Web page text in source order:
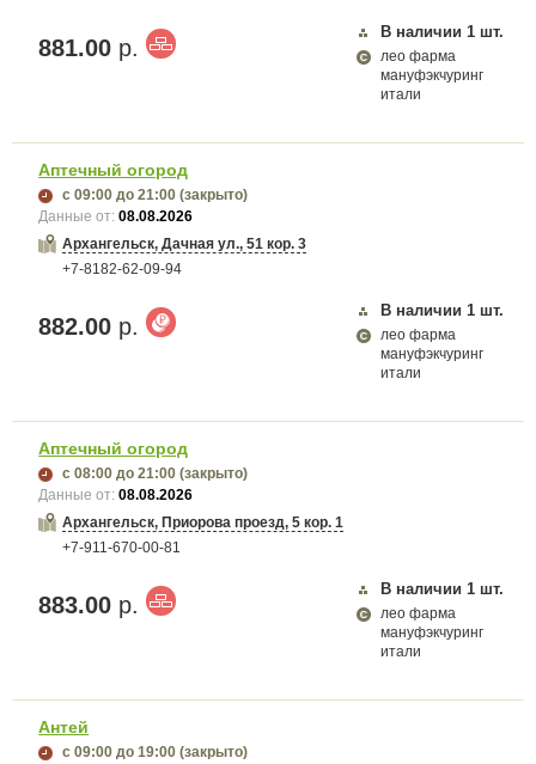
881.00 р.
В наличии 1 шт.
лео фарма
мануфэкчуринг
итали
Аптечный огород
с 09:00 до 21:00 (закрыто)
Данные от:08.08.2026
Архангельск, Дачная ул., 51 кор. 3
+7-8182-62-09-94
882.00 р.
В наличии 1 шт.
лео фарма
мануфэкчуринг
итали
Аптечный огород
с 08:00 до 21:00 (закрыто)
Данные от:08.08.2026
Архангельск, Приорова проезд, 5 кор. 1
+7-911-670-00-81
883.00 р.
В наличии 1 шт.
лео фарма
мануфэкчуринг
итали
Антей
с 09:00 до 19:00 (закрыто)